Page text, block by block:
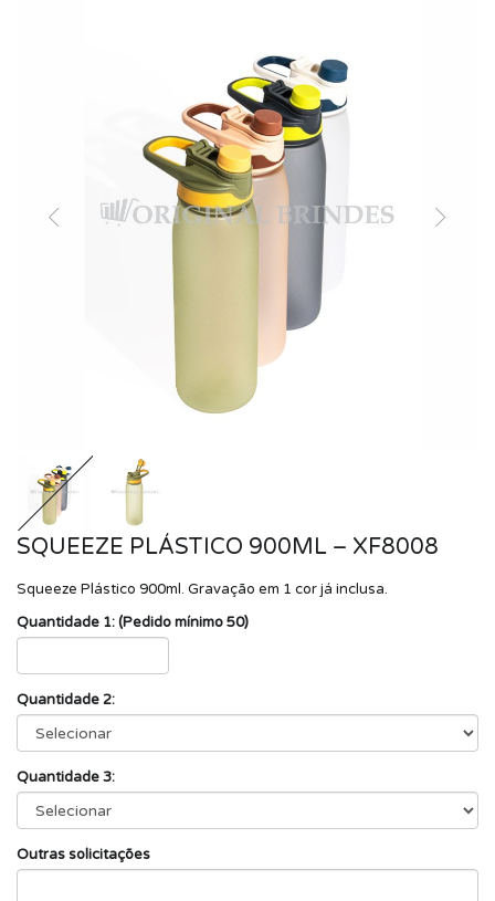
SQUEEZE PLÁSTICO 900ML – XF8008
Squeeze Plástico 900ml. Gravação em 1 cor já inclusa.
Quantidade 1: (Pedido mínimo 50)
Quantidade 2:
Quantidade 3:
Outras solicitações